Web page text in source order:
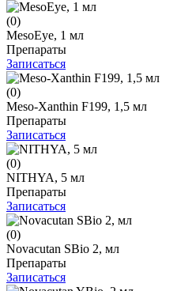
(0)
MesoEye, 1 мл
Препараты
Записаться
(0)
Meso-Xanthin F199, 1,5 мл
Препараты
Записаться
(0)
NITHYA, 5 мл
Препараты
Записаться
(0)
Novacutan SBio 2, мл
Препараты
Записаться